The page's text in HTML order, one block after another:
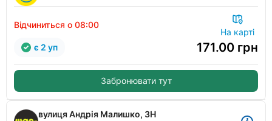
Відчиниться о 08:00
На карті
171.00 грн
є 2 уп
Забронювати тут
вулиця Андрія Малишко, ЗН